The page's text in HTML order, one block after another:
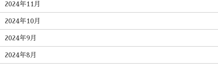
2024年11月
2024年10月
2024年9月
2024年8月